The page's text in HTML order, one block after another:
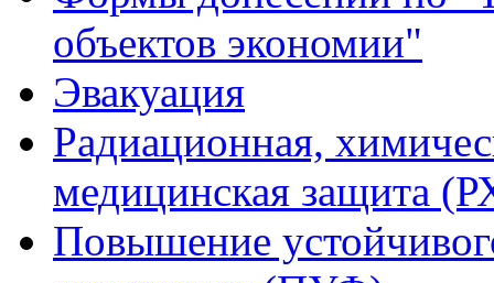
объектов экономии"
Эвакуация
Радиационная,
медицинская защита
Повышение